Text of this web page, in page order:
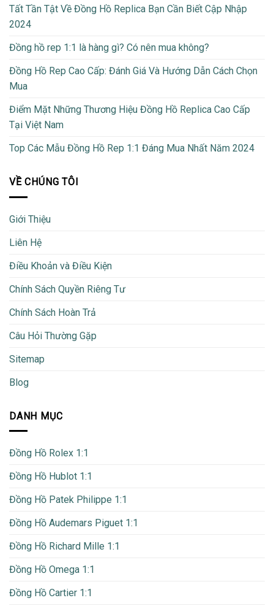
Tất Tần Tật Về Đồng Hồ Replica Bạn Cần Biết Cập Nhập
2024
Đồng hồ rep 1:1 là hàng gì? Có nên mua không?
Đồng Hồ Rep Cao Cấp: Đánh Giá Và Hướng Dẫn Cách Chọn
Mua
Điểm Mặt Những Thương Hiệu Đồng Hồ Replica Cao Cấp
Tại Việt Nam
Top Các Mẫu Đồng Hồ Rep 1:1 Đáng Mua Nhất Năm 2024
VỀ CHÚNG TÔI
Giới Thiệu
Liên Hệ
Điều Khoản và Điều Kiện
Chính Sách Quyền Riêng Tư
Chính Sách Hoàn Trả
Câu Hỏi Thường Gặp
Sitemap
Blog
DANH MỤC
Đồng Hồ Rolex 1:1
Đồng Hồ Hublot 1:1
Đồng Hồ Patek Philippe 1:1
Đồng Hồ Audemars Piguet 1:1
Đồng Hồ Richard Mille 1:1
Đồng Hồ Omega 1:1
Đồng Hồ Cartier 1:1